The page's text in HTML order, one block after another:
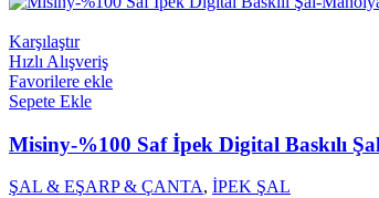
Karşılaştır
Hızlı Alışveriş
Favorilere ekle
Sepete Ekle
Misiny-%100 Saf İpek Digital Baskılı
ŞAL & EŞARP & ÇANTA, İPEK ŞAL